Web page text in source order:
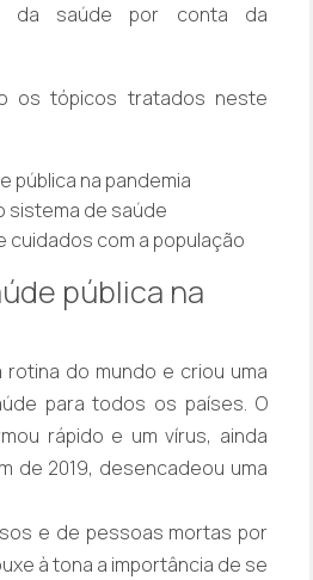
da saúde por conta da
os tópicos tratados neste
pública na pandemia
sistema de saúde
cuidados com a população
pública na
rotina do mundo e criou uma
para todos os países. O
rápido e um vírus, ainda
de 2019, desencadeou uma
e de pessoas mortas por
à tona a importância de se